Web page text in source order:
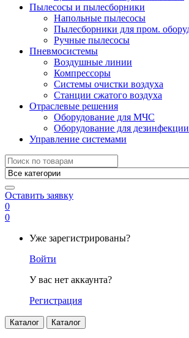
Пылесосы и пылесборники
Напольные пылесосы
Пылесборники для пром.
Ручные пылесосы
Пневмосистемы
Воздушные линии
Компрессоры
Системы очистки воздуха
Станции сжатого воздуха
Отраслевые решения
Оборудование для МЧС
Оборудование для дезинфекции
Управление системами
Search
for:
Оставить заявку
0
0
Уже зарегистрированы?
Войти
У вас нет аккаунта?
Регистрация
Каталог Каталог